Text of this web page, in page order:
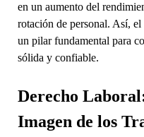
en un aumento del
rotación de personal. Así,
un pilar fundamental para
sólida y confiable.
Derecho
Imagen de los